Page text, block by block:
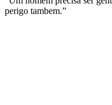
perigo tambem.”